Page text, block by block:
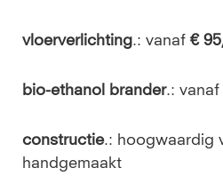
vloerverlichting.: vanaf €
bio-ethanol brander.: vanaf
constructie.: hoogwaardig
handgemaakt